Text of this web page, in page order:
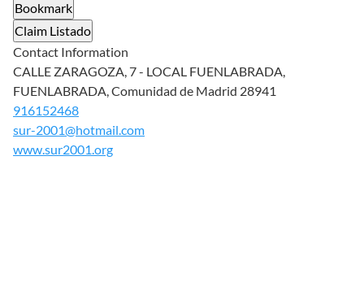
Bookmark
Claim Listado
Contact Information
CALLE ZARAGOZA, 7 - LOCAL FUENLABRADA,
FUENLABRADA, Comunidad de Madrid 28941
916152468
sur-2001@hotmail.com
www.sur2001.org